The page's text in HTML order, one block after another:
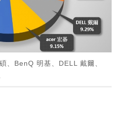
、BenQ 明基、DELL 戴爾、